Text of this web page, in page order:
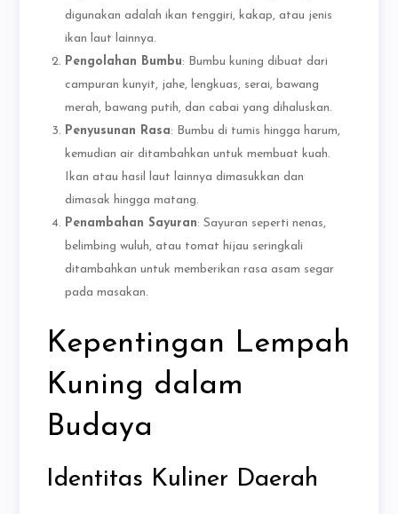
digunakan adalah ikan tenggiri, kakap, atau jenis
ikan laut lainnya.
Pengolahan Bumbu: Bumbu kuning dibuat dari
campuran kunyit, jahe, lengkuas, serai, bawang
merah, bawang putih, dan cabai yang dihaluskan.
Penyusunan Rasa: Bumbu di tumis hingga harum,
kemudian air ditambahkan untuk membuat kuah.
Ikan atau hasil laut lainnya dimasukkan dan
dimasak hingga matang.
Penambahan Sayuran: Sayuran seperti nenas,
belimbing wuluh, atau tomat hijau seringkali
ditambahkan untuk memberikan rasa asam segar
pada masakan.
Kepentingan Lempah
Kuning dalam
Budaya
Identitas Kuliner Daerah